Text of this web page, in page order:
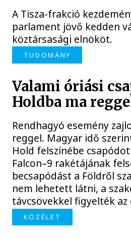
A Tisza-frakció
parlament jövő kedden
köztársasági elnököt.
TUDOMÁNY
Valami óriási
Holdba ma
Rendhagyó esemény
reggel. Magyar idő
Hold felszínébe
Falcon–9 rakétájának
becsapódást a Földről
nem lehetett látni, a
távcsövekkel figyelték az
KÖZÉLET